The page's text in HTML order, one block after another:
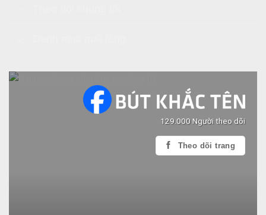
129.000 Người theo dõi
Theo dõi trang